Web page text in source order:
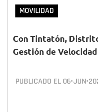
MOVILIDAD
Con Tintatón,
Gestión de
PUBLICADO EL